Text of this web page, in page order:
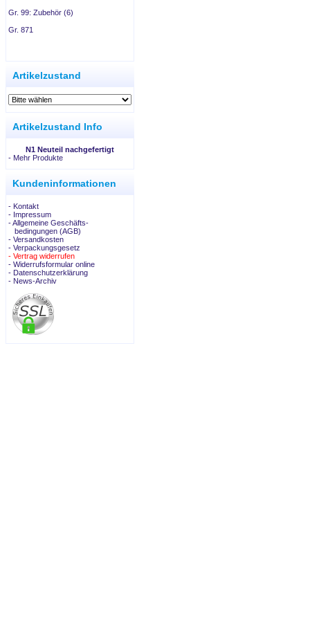
Gr. 99: Zubehör (6)
Gr. 871
Artikelzustand
Artikelzustand Info
N1 Neuteil nachgefertigt
- Mehr Produkte
Kundeninformationen
- Kontakt
- Impressum
- Allgemeine Geschäfts-
bedingungen (AGB)
- Versandkosten
- Verpackungsgesetz
- Vertrag widerrufen
- Widerrufsformular online
- Datenschutzerklärung
- News-Archiv